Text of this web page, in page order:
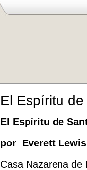
El Espíritu
El Espíritu de
por Everett
Casa Nazarena de